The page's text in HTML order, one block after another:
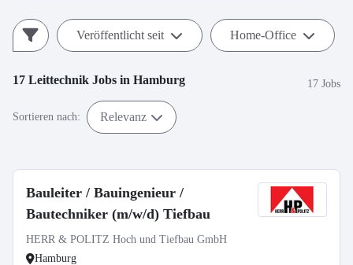
Veröffentlicht seit Home-Office
17 Leittechnik Jobs in Hamburg 17 Jobs
Sortieren nach: Relevanz
Bauleiter / Bauingenieur /
Bautechniker (m/w/d) Tiefbau
HERR & POLITZ Hoch und Tiefbau GmbH
Hamburg